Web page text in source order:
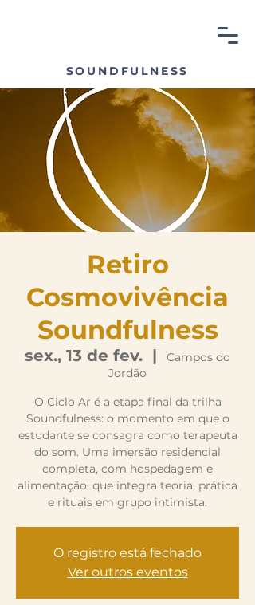
SOUNDFULNESS
Retiro
Cosmovivência
Soundfulness
sex., 13 de fev.
  |
Campos do
Jordão
O Ciclo Ar é a etapa final da trilha
Soundfulness: o momento em que o
estudante se consagra como terapeuta
do som. Uma imersão residencial
completa, com hospedagem e
alimentação, que integra teoria, prática
e rituais em grupo intimista.
O registro está fechado
Ver outros eventos